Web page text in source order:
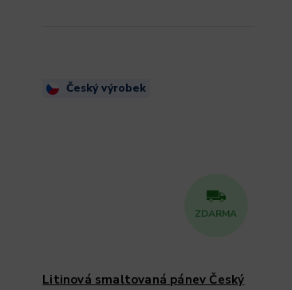
Český výrobek
ZDARMA
Litinová smaltovaná pánev Český